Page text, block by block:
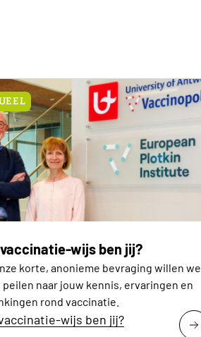
wijs ben jij?
korte, anonieme bevraging willen we
peilen naar jouw kennis, ervaringen en
rond vaccinatie.
wijs ben jij?